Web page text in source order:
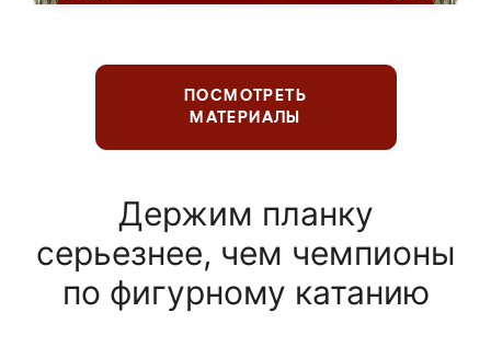
ПОСМОТРЕТЬ
МАТЕРИАЛЫ
Держим планку
серьезнее, чем чемпионы
по фигурному катанию